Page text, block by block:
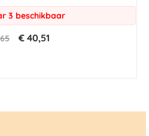
3 beschikbaar
€ 40,51